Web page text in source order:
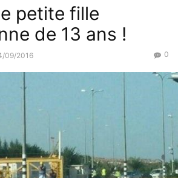
petite fille
de 13 ans !
09/2016 0